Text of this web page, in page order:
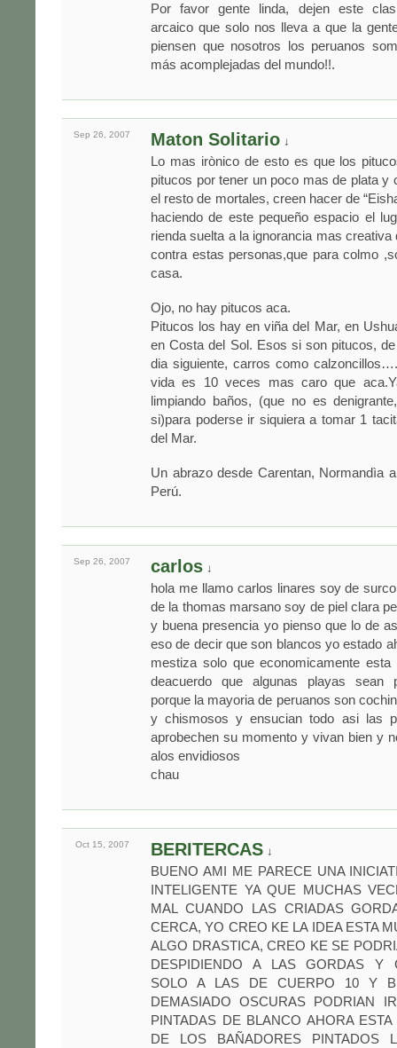
Por favor gente linda, dejen este
arcaico que solo nos lleva a que la
piensen que nosotros los peruanos
más acomplejadas del mundo!!.
Sep 26, 2007 Maton Solitario ↓
Lo mas irònico de esto es que los
pitucos por tener un poco mas de plata y
el resto de mortales, creen hacer de
haciendo de este pequeño espacio el
rienda suelta a la ignorancia mas creativa
contra estas personas,que para colmo
casa.
Ojo, no hay pitucos aca.
Pitucos los hay en viña del Mar, en
en Costa del Sol. Esos si son pitucos,
dia siguiente, carros como
vida es 10 veces mas caro que
limpiando baños, (que no es
si)para poderse ir siquiera a tomar 1
del Mar.
Un abrazo desde Carentan, Normandìa
Perú.
Sep 26, 2007 carlos ↓
hola me llamo carlos linares soy de
de la thomas marsano soy de piel clara
y buena presencia yo pienso que lo de
eso de decir que son blancos yo estado
mestiza solo que economicamente
deacuerdo que algunas playas sean
porque la mayoria de peruanos son
y chismosos y ensucian todo asi las
aprobechen su momento y vivan bien y
alos envidiosos
chau
Oct 15, 2007 BERITERCAS ↓
BUENO AMI ME PARECE UNA
INTELIGENTE YA QUE MUCHAS
MAL CUANDO LAS CRIADAS
CERCA, YO CREO KE LA IDEA ESTA
ALGO DRASTICA, CREO KE SE
DESPIDIENDO A LAS GORDAS Y
SOLO A LAS DE CUERPO 10 Y
DEMASIADO OSCURAS PODRIAN
PINTADAS DE BLANCO AHORA
DE LOS BAÑADORES PINTADOS